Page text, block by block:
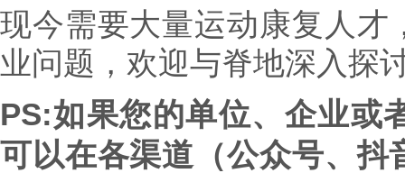
现今需要大量运动康复人才
业问题，欢迎与脊地深入探
PS:如果您的单位、企业或
可以在各渠道（公众号、抖